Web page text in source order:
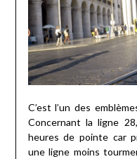
C’est l’un des
Concernant la ligne
heures de pointe car
une ligne moins